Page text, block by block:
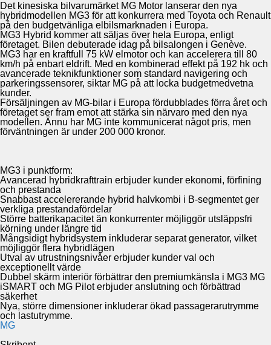
Det kinesiska bilvarumärket MG Motor lanserar den nya
hybridmodellen MG3 för att konkurrera med Toyota och Renault
på den budgetvänliga elbilsmarknaden i Europa.
MG3 Hybrid kommer att säljas över hela Europa, enligt
företaget. Bilen debuterade idag på bilsalongen i Genève.
MG3 har en kraftfull 75 kW elmotor och kan accelerera till 80
km/h på enbart eldrift. Med en kombinerad effekt på 192 hk och
avancerade teknikfunktioner som standard navigering och
parkeringssensorer, siktar MG på att locka budgetmedvetna
kunder.
Försäljningen av MG-bilar i Europa fördubblades förra året och
företaget ser fram emot att stärka sin närvaro med den nya
modellen. Ännu har MG inte kommunicerat något pris, men
förväntningen är under 200 000 kronor.
MG3 i punktform:
Avancerad hybridkrafttrain erbjuder kunder ekonomi, förfining
och prestanda
Snabbast accelererande hybrid halvkombi i B-segmentet ger
verkliga prestandafördelar
Större batterikapacitet än konkurrenter möjliggör utsläppsfri
körning under längre tid
Mångsidigt hybridsystem inkluderar separat generator, vilket
möjliggör flera hybridlägen
Utval av utrustningsnivåer erbjuder kunder val och
exceptionellt värde
Dubbel skärm interiör förbättrar den premiumkänsla i MG3 MG
iSMART och MG Pilot erbjuder anslutning och förbättrad
säkerhet
Nya, större dimensioner inkluderar ökad passagerarutrymme
och lastutrymme.
MG